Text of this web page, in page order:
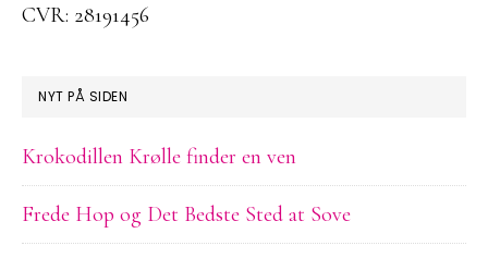
CVR: 28191456
NYT PÅ SIDEN
Krokodillen Krølle finder en ven
Frede Hop og Det Bedste Sted at Sove